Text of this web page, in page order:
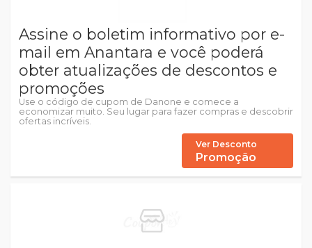
Assine o boletim informativo por e-
mail em Anantara e você poderá
obter atualizações de descontos e
promoções
Use o código de cupom de Danone e comece a
economizar muito. Seu lugar para fazer compras e descobrir
ofertas incríveis.
Ver Desconto
Promoção